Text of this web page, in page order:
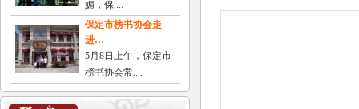
媚，保....
保定市榜书协会走
进…
5月8日上午，保定市
榜书协会常....